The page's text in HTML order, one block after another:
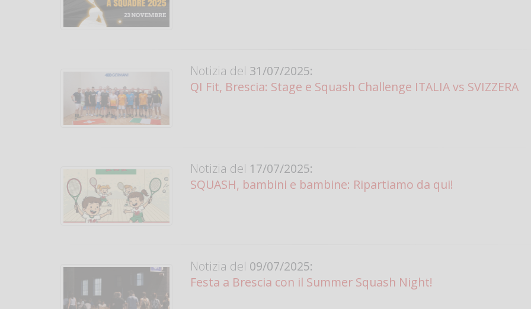
Notizia del 31/07/2025:
QI Fit, Brescia: Stage e Squash Challenge ITALIA vs SVIZZERA
Notizia del 17/07/2025:
SQUASH, bambini e bambine: Ripartiamo da qui!
Notizia del 09/07/2025:
Festa a Brescia con il Summer Squash Night!